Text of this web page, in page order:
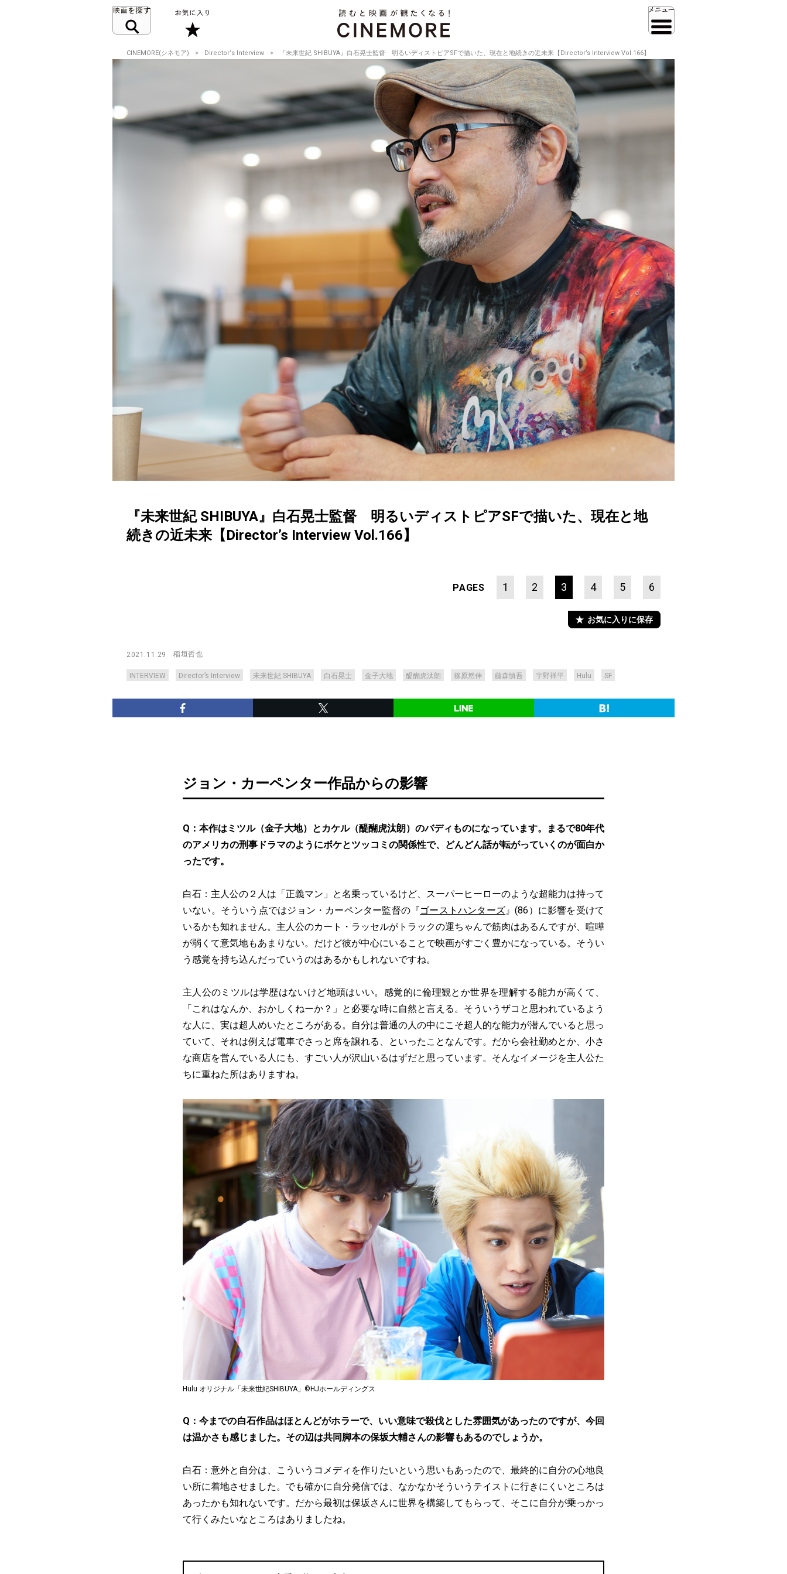
CINEMORE(シネモア) Director‘s Interview 『未来世紀 SHIBUYA』白石晃士監督 明るいディストピアSFで描いた、現在と地続きの近未来【Director’s Interview Vol.166】
『未来世紀 SHIBUYA』白石晃士監督 明るいディストピアSFで描いた、現在と地
続きの近未来【Director’s Interview Vol.166】
PAGES 1 2 3 4 5 6
お気に入りに保存
2021.11.29 稲垣哲也
INTERVIEW Director’s Interview 未来世紀 SHIBUYA 白石晃士 金子大地 醍醐虎汰朗 篠原悠伸 藤森慎吾 宇野祥平 Hulu SF
ジョン・カーペンター作品からの影響
Q：本作はミツル（⾦⼦⼤地）とカケル（醍醐⻁汰朗）のバディものになっています。まるで80年代
のアメリカの刑事ドラマのようにボケとツッコミの関係性で、どんどん話が転がっていくのが面白か
ったです。
白石：主人公の２人は「正義マン」と名乗っているけど、スーパーヒーローのような超能力は持って
いない。そういう点ではジョン・カーペンター監督の『ゴーストハンターズ』(86）に影響を受けて
いるかも知れません。主人公のカート・ラッセルがトラックの運ちゃんで筋肉はあるんですが、喧嘩
が弱くて意気地もあまりない。だけど彼が中心にいることで映画がすごく豊かになっている。そうい
う感覚を持ち込んだっていうのはあるかもしれないですね。
主人公のミツルは学歴はないけど地頭はいい。感覚的に倫理観とか世界を理解する能力が高くて、
「これはなんか、おかしくねーか？」と必要な時に自然と言える。そういうザコと思われているよう
な人に、実は超人めいたところがある。自分は普通の人の中にこそ超人的な能力が潜んでいると思っ
ていて、それは例えば電車でさっと席を譲れる、といったことなんです。だから会社勤めとか、小さ
な商店を営んでいる人にも、すごい人が沢山いるはずだと思っています。そんなイメージを主人公た
ちに重ねた所はありますね。
Hulu オリジナル「未来世紀SHIBUYA」©HJホールディングス
Q：今までの白石作品はほとんどがホラーで、いい意味で殺伐とした雰囲気があったのですが、今回
は温かさも感じました。その辺は共同脚本の保坂大輔さんの影響もあるのでしょうか。
白石：意外と自分は、こういうコメディを作りたいという思いもあったので、最終的に自分の心地良
い所に着地させました。でも確かに自分発信では、なかなかそういうテイストに行きにくいところは
あったかも知れないです。だから最初は保坂さんに世界を構築してもらって、そこに自分が乗っかっ
て行くみたいなところはありましたね。